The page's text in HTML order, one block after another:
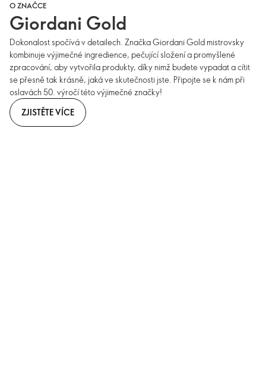
O ZNAČCE
Giordani Gold
Dokonalost spočívá v detailech. Značka Giordani Gold mistrovsky
kombinuje výjimečné ingredience, pečující složení a promyšlené
zpracování, aby vytvořila produkty, díky nimž budete vypadat a cítit
se přesně tak krásně, jaká ve skutečnosti jste. Připojte se k nám při
oslavách 50. výročí této výjimečné značky!
ZJISTĚTE VÍCE